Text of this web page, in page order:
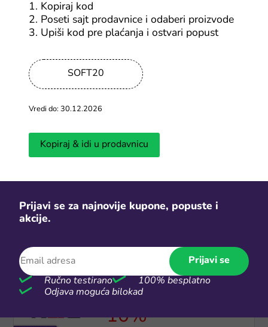
-20%
Svi Temu kuponi
Kinguin kupon za 15% popusta na
sav software
Svi K4G kuponi
-10%
1. Kopiraj kod
2. Poseti sajt prodavnice i odaberi proizvode
3. Upiši kod pre plaćanja i ostvari popust
SOFT20
Vredi do: 30.12.2026
Kopiraj & idi u prodavnicu
Prijavi se za najnovije kupone, popuste i
akcije.
Prijavi se
Ručno testirano
100% besplatno
Odjava moguća bilokad